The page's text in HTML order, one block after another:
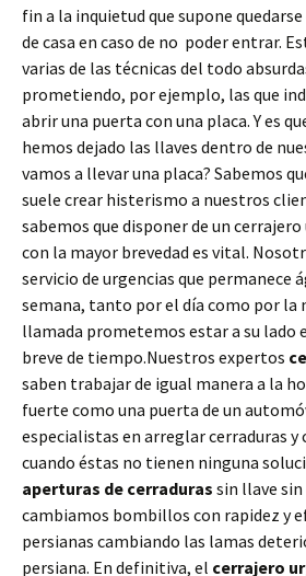
fin a la inquietud que supone
de casa en caso de no poder entrar.
varias de las técnicas del todo
prometiendo, por ejemplo, las que
abrir una puerta con una placa. Y es
hemos dejado las llaves dentro de
vamos a llevar una placa? Sabemos
suele crear histerismo a nuestros
sabemos que disponer de un
con la mayor brevedad es vital.
servicio de urgencias que permanece
semana, tanto por el día como por la
llamada prometemos estar a su lado
breve de tiempo.Nuestros expertos
saben trabajar de igual manera a la
fuerte como una puerta de un
especialistas en arreglar cerraduras y
cuando éstas no tienen ninguna
aperturas de cerraduras sin llave
cambiamos bombillos con rapidez y
persianas cambiando las lamas
persiana. En definitiva, el cerrajero